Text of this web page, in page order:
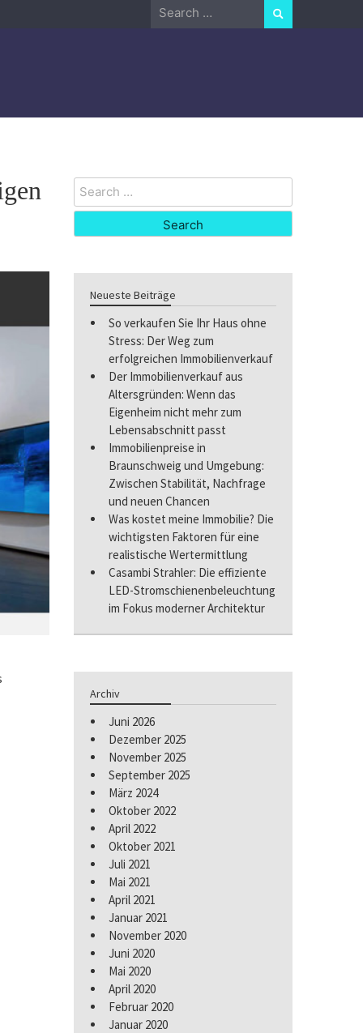
Search
Search
for:
Neueste Beiträge
So verkaufen Sie Ihr Haus ohne
Stress: Der Weg zum
erfolgreichen Immobilienverkauf
Der Immobilienverkauf aus
Altersgründen: Wenn das
Eigenheim nicht mehr zum
Lebensabschnitt passt
Immobilienpreise in
Braunschweig und Umgebung:
Zwischen Stabilität, Nachfrage
und neuen Chancen
Was kostet meine Immobilie? Die
wichtigsten Faktoren für eine
realistische Wertermittlung
Casambi Strahler: Die effiziente
LED-Stromschienenbeleuchtung
im Fokus moderner Architektur
Archiv
Juni 2026
Dezember 2025
November 2025
September 2025
März 2024
Oktober 2022
April 2022
Oktober 2021
Juli 2021
Mai 2021
April 2021
Januar 2021
November 2020
Juni 2020
Mai 2020
April 2020
Februar 2020
Januar 2020